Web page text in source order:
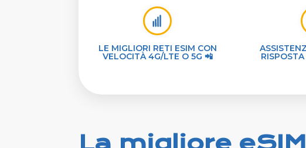
LE MIGLIORI RETI ESIM CON
VELOCITÀ 4G/LTE O 5G 📲